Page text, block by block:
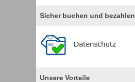
Sicher buchen und bezahlen
Unsere Vorteile